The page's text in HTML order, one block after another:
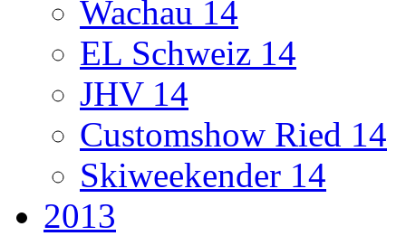
Wachau 14
EL Schweiz 14
JHV 14
Customshow Ried 14
Skiweekender 14
2013